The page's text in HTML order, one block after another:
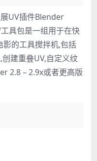
UV插件Blender
具包是一组用于在快
的工具搅拌机,包括
建重叠UV,自定义纹
2.8 – 2.9x或者更高版